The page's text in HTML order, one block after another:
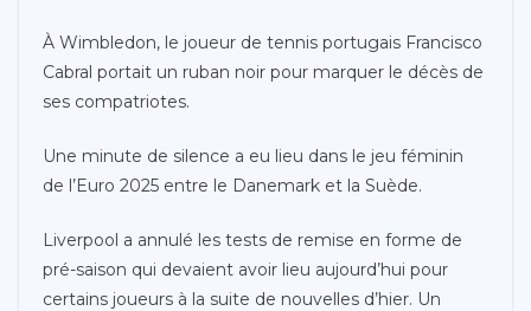
À Wimbledon, le joueur de tennis portugais Francisco
Cabral portait un ruban noir pour marquer le décès de
ses compatriotes.
Une minute de silence a eu lieu dans le jeu féminin
de l’Euro 2025 entre le Danemark et la Suède.
Liverpool a annulé les tests de remise en forme de
pré-saison qui devaient avoir lieu aujourd’hui pour
certains joueurs à la suite de nouvelles d’hier. Un